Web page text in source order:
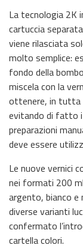
La tecnologia 2K
cartuccia
viene rilasciata
molto semplice:
fondo della
miscela con la
ottenere, in tutta
evitando di fatto i
preparazioni
deve essere
Le nuove vernici
nei formati 200
argento, bianco
diverse varianti
confermato
cartella colori.